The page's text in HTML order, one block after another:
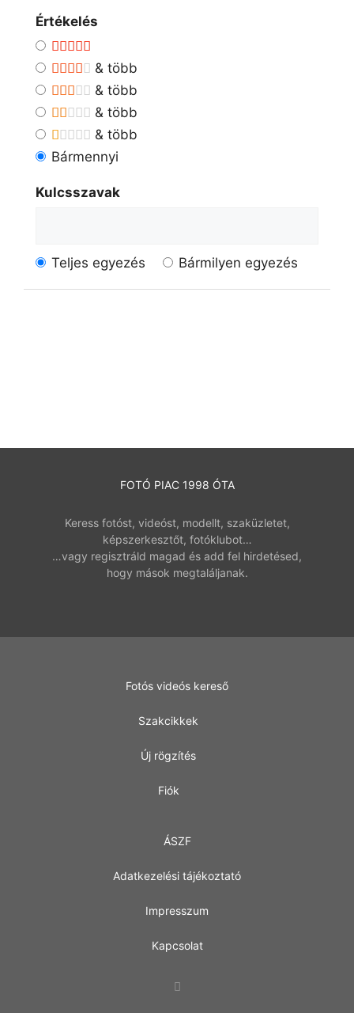
Értékelés
& több
& több
& több
& több
Bármennyi
Kulcsszavak
Teljes egyezés Bármilyen egyezés
FOTÓ PIAC 1998 ÓTA
Keress fotóst, videóst, modellt, szaküzletet,
képszerkesztőt, fotóklubot…
…vagy regisztráld magad és add fel hirdetésed,
hogy mások megtaláljanak.
Fotós videós kereső
Szakcikkek
Új rögzítés
Fiók
ÁSZF
Adatkezelési tájékoztató
Impresszum
Kapcsolat